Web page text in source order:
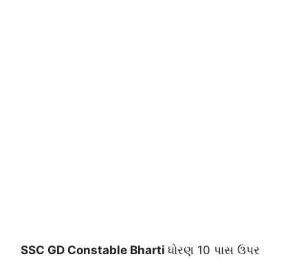
SSC GD Constable Bharti ધોરણ 10 પાસ ઉપર